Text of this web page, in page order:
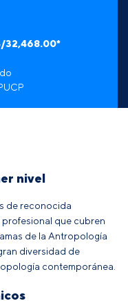
32,468.00*
nivel
de reconocida
que cubren
de la Antropología
diversidad de
contemporánea.